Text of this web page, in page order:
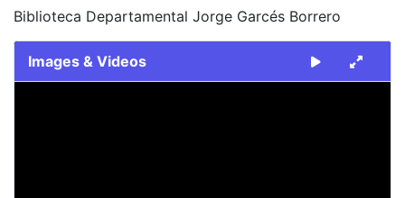
Biblioteca Departamental Jorge Garcés Borrero
Images & Videos